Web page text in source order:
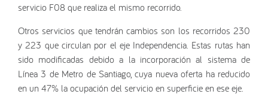
servicio F08 que realiza el mismo recorrido.
Otros servicios que tendrán cambios son los recorridos 230
y 223 que circulan por el eje Independencia. Estas rutas han
sido modificadas debido a la incorporación al sistema de
Línea 3 de Metro de Santiago, cuya nueva oferta ha reducido
en un 47% la ocupación del servicio en superficie en ese eje.